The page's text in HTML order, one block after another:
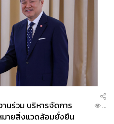
นร่วม บริหารจัดการ
ายสิ่งแวดล้อมยั่งยืน
...